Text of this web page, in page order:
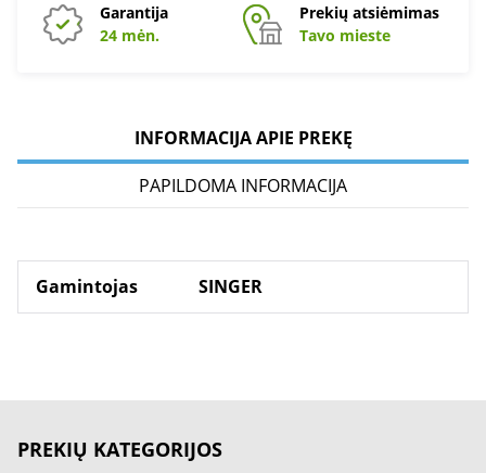
Garantija
24 mėn.
Prekių atsiėmimas
Tavo mieste
INFORMACIJA APIE PREKĘ
PAPILDOMA INFORMACIJA
Gamintojas SINGER
PREKIŲ KATEGORIJOS